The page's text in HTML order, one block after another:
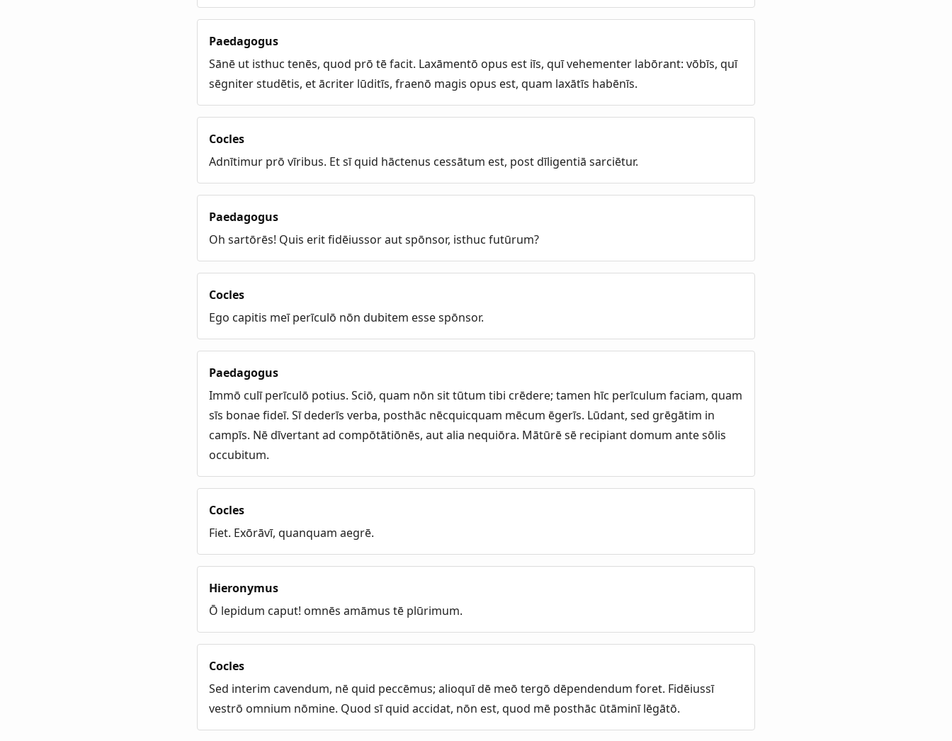
Paedagogus
Sānē ut isthuc tenēs, quod prō tē facit. Laxāmentō opus est iīs, quī vehementer labōrant: vōbīs, quī
sēgniter studētis, et ācriter lūditīs, fraenō magis opus est, quam laxātīs habēnīs.
Cocles
Adnītimur prō vīribus. Et sī quid hāctenus cessātum est, post dīligentiā sarciētur.
Paedagogus
Oh sartōrēs! Quis erit fidēiussor aut spōnsor, isthuc futūrum?
Cocles
Ego capitis meī perīculō nōn dubitem esse spōnsor.
Paedagogus
Immō culī perīculō potius. Sciō, quam nōn sit tūtum tibi crēdere; tamen hīc perīculum faciam, quam
sīs bonae fideī. Sī dederīs verba, posthāc nēcquicquam mēcum ēgerīs. Lūdant, sed grēgātim in
campīs. Nē dīvertant ad compōtātiōnēs, aut alia nequiōra. Mātūrē sē recipiant domum ante sōlis
occubitum.
Cocles
Fiet. Exōrāvī, quanquam aegrē.
Hieronymus
Ō lepidum caput! omnēs amāmus tē plūrimum.
Cocles
Sed interim cavendum, nē quid peccēmus; alioquī dē meō tergō dēpendendum foret. Fidēiussī
vestrō omnium nōmine. Quod sī quid accidat, nōn est, quod mē posthāc ūtāminī lēgātō.